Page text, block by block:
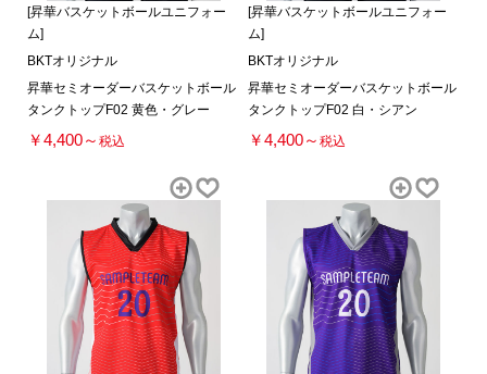
[昇華バスケットボールユニフォー
ム]
BKTオリジナル
昇華セミオーダーバスケットボール
タンクトップF02 黄色・グレー
￥4,400～税込
[昇華バスケットボールユニフォー
ム]
BKTオリジナル
昇華セミオーダーバスケットボール
タンクトップF02 白・シアン
￥4,400～ 税込